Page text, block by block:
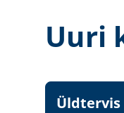
Uuri
Üldtervis